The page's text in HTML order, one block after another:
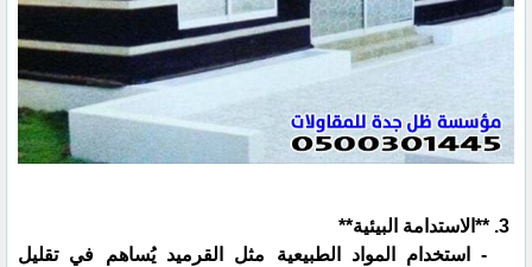
- استخدام المواد الطبيعية مثل القرميد يُساهم في تقليل